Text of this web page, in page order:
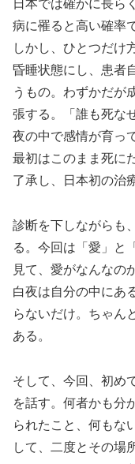
日本では確かに長ら
病に罹ると高い確率
しかし、ひとつだ
昏睡状態にし、患者
うもの。わずかだが
張する。「誰も死な
夜の中で感情が育っ
最初はこのまま死に
了承し、日本初の治
診断を下しながらも
る。今回は「愛」と
見て、愛がなんなの
白夜は自分の中にあ
らないだけ。ちゃん
ある。
そして、今回、初め
を話す。何者かも分
られたこと、何もな
して、二度とその場